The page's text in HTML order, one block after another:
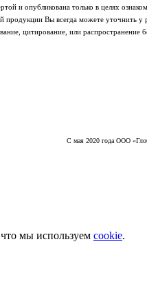
и опубликована только в целях
Вы всегда можете уточнить у
цитирование, или распространение
С мая 2020 года ООО
мы используем cookie.